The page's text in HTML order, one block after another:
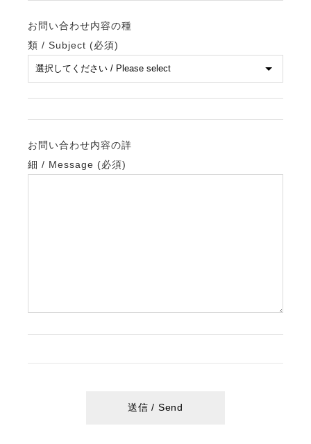
お問い合わせ内容の種
類 / Subject (必須)
お問い合わせ内容の詳
細 / Message (必須)